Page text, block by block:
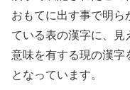
おもてに出す事で明ら
ている表の漢字に、見
意味を有する現の漢字
となっています。